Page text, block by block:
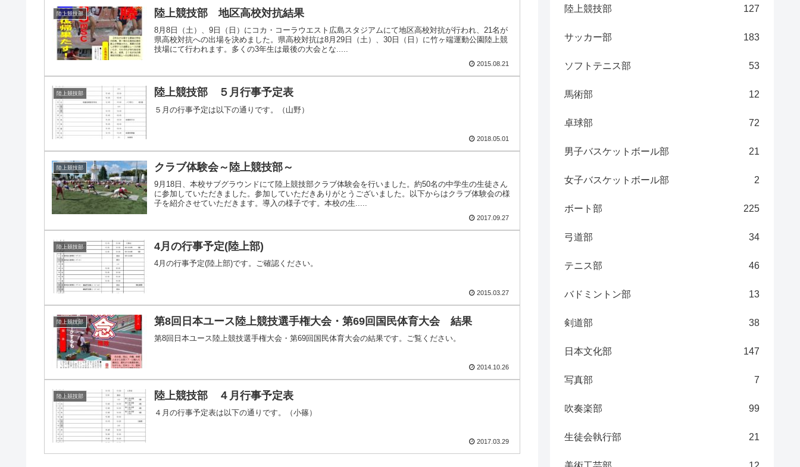
陸上競技部 陸上競技部 地区高校対抗結果
8月8日（土）、9日（日）にコカ・コーラウエスト広島スタジアムにて地区高校対抗が行われ、21名が
県高校対抗への出場を決めました。県高校対抗は8月29日（土）、30日（日）に竹ヶ端運動公園陸上競
技場にて行われます。多くの3年生は最後の大会とな.....
2015.08.21
陸上競技部 陸上競技部 ５月行事予定表
５月の行事予定は以下の通りです。（山野）
2018.05.01
陸上競技部 クラブ体験会～陸上競技部～
9月18日、本校サブグラウンドにて陸上競技部クラブ体験会を行いました。約50名の中学生の生徒さん
に参加していただきました。参加していただきありがとうございました。以下からはクラブ体験会の様
子を紹介させていただきます。導入の様子です。本校の生.....
2017.09.27
陸上競技部 4月の行事予定(陸上部)
4月の行事予定(陸上部)です。ご確認ください。
2015.03.27
陸上競技部 第8回日本ユース陸上競技選手権大会・第69回国民体育大会 結果
第8回日本ユース陸上競技選手権大会・第69回国民体育大会の結果です。ご覧ください。
2014.10.26
陸上競技部 陸上競技部 ４月行事予定表
４月の行事予定表は以下の通りです。（小篠）
2017.03.29
陸上競技部 127
サッカー部 183
ソフトテニス部 53
馬術部 12
卓球部 72
男子バスケットボール部 21
女子バスケットボール部 2
ボート部 225
弓道部 34
テニス部 46
バドミントン部 13
剣道部 38
日本文化部 147
写真部 7
吹奏楽部 99
生徒会執行部 21